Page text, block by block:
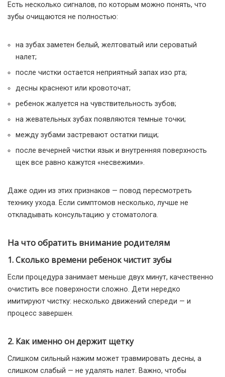
Есть несколько сигналов, по которым можно понять, что
зубы очищаются не полностью:
на зубах заметен белый, желтоватый или сероватый
налет;
после чистки остается неприятный запах изо рта;
десны краснеют или кровоточат;
ребенок жалуется на чувствительность зубов;
на жевательных зубах появляются темные точки;
между зубами застревают остатки пищи;
после вечерней чистки язык и внутренняя поверхность
щек все равно кажутся «несвежими».
Даже один из этих признаков — повод пересмотреть
технику ухода. Если симптомов несколько, лучше не
откладывать консультацию у стоматолога.
На что обратить внимание родителям
1. Сколько времени ребенок чистит зубы
Если процедура занимает меньше двух минут, качественно
очистить все поверхности сложно. Дети нередко
имитируют чистку: несколько движений спереди — и
процесс завершен.
2. Как именно он держит щетку
Слишком сильный нажим может травмировать десны, а
слишком слабый — не удалять налет. Важно, чтобы